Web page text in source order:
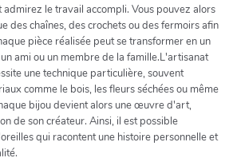
admirez le travail accompli. Vous pouvez alors
des chaînes, des crochets ou des fermoirs afin
pièce réalisée peut se transformer en un
ami ou un membre de la famille.L'artisanat
une technique particulière, souvent
comme le bois, les fleurs séchées ou même
bijou devient alors une œuvre d'art,
de son créateur. Ainsi, il est possible
qui racontent une histoire personnelle et